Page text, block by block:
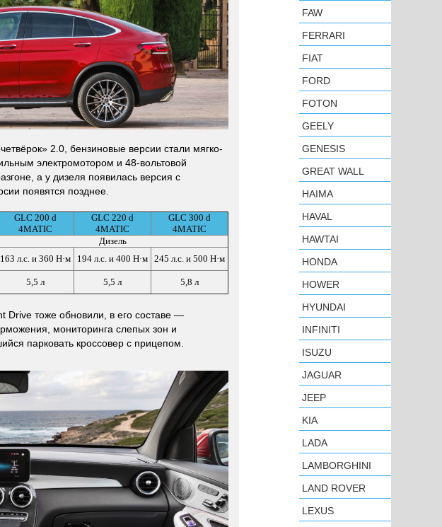
2.0, бензиновые версии стали мягко-
электромотором и 48-вольтовой
а у дизеля появилась версия с
появятся позднее.
GLC 200 d
4MATIC
GLC 220 d
4MATIC
GLC 300 d
4MATIC
Дизель
163 л.с. и 360 Н·м 194 л.с. и 400 Н·м 245 л.с. и 500 Н·м
5,5 л 5,5 л 5,8 л
Drive тоже обновили, в его составе —
мониторинга слепых зон и
парковать кроссовер с прицепом.
FAW
FERRARI
FIAT
FORD
FOTON
GEELY
GENESIS
GREAT WALL
HAIMA
HAVAL
HAWTAI
HONDA
HOWER
HYUNDAI
INFINITI
ISUZU
JAGUAR
JEEP
KIA
LADA
LAMBORGHINI
LAND ROVER
LEXUS